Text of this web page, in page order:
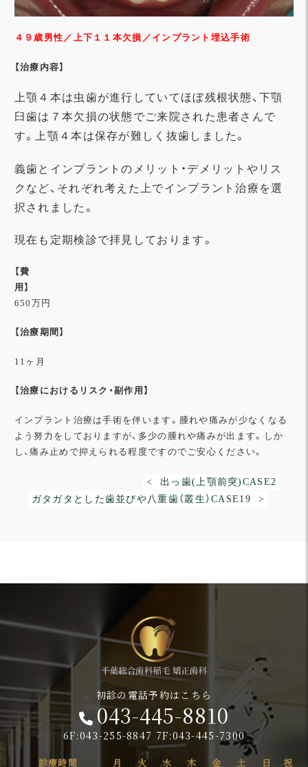
４９歳男性 ／上下１１本欠損／インプラント埋込手術
【治療内容】
上顎４本は虫歯が進行していてほぼ残根状態、下顎
臼歯は７本欠損の状態でご来院された患者さんで
す。上顎４本は保存が難しく抜歯しました。
義歯とインプラントのメリット・デメリットやリス
クなど、それぞれ考えた上でインプラント治療を選
択されました。
現在も定期検診で拝見しております。
【費
用】
650万円
【治療期間】
11ヶ月
【治療におけるリスク・副作用】
インプラント治療は手術を伴います。腫れや痛みが少なくなる
よう努力をしておりますが、多少の腫れや痛みが出ます。しか
し、痛み止めで抑えられる程度ですのでご安心ください。
< 出っ歯(上顎前突)CASE2
ガタガタとした歯並びや八重歯（叢生）CASE19 >
初診の電話予約はこちら
043-445-8810
6F:043-255-8847 7F:043-445-7300
診療時間 月 火 水 木 金 土 日 祝